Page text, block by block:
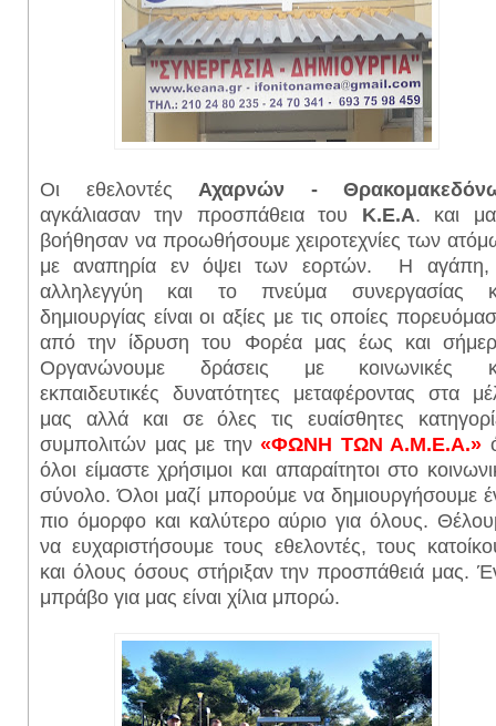
Οι εθελοντές Αχαρνών -
αγκάλιασαν την προσπάθεια του Κ.Ε.Α. και
βοήθησαν να προωθήσουμε χειροτεχνίες των
με αναπηρία εν όψει των εορτών.
Η
αλληλεγγύη και το πνεύμα συνεργασίας
δημιουργίας είναι οι αξίες με τις οποίες
από την ίδρυση του Φορέα μας έως και
Οργανώνουμε δράσεις με κοινωνικές
εκπαιδευτικές δυνατότητες μεταφέροντας στα
μας αλλά και σε όλες τις ευαίσθητες
συμπολιτών μας με την«ΦΩΝΗ ΤΩΝ Α.Μ.Ε.Α.»
όλοι είμαστε χρήσιμοι και απαραίτητοι στο
σύνολο. Όλοι μαζί μπορούμε να δημιουργήσουμε
πιο όμορφο και καλύτερο αύριο για όλους.
να ευχαριστήσουμε τους εθελοντές, τους
και όλους όσους στήριξαν την προσπάθειά μας.
μπράβο για μας είναι χίλια μπορώ.